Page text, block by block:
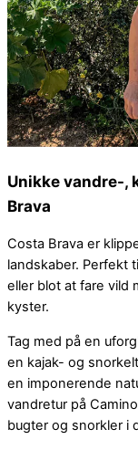
Unikke vandre-,
Brava
Costa Brava er
landskaber. Perfekt
eller blot at fare vild
kyster.
Tag med på en
en kajak- og
en imponerende
vandretur på
bugter og snorkler i